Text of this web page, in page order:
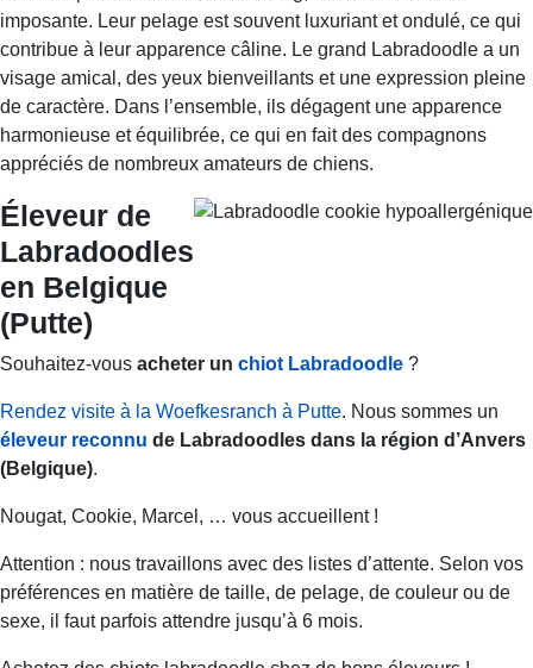
imposante. Leur pelage est souvent luxuriant et ondulé, ce qui
contribue à leur apparence câline. Le grand Labradoodle a un
visage amical, des yeux bienveillants et une expression pleine
de caractère. Dans l’ensemble, ils dégagent une apparence
harmonieuse et équilibrée, ce qui en fait des compagnons
appréciés de nombreux amateurs de chiens.
Éleveur de
Labradoodles
en Belgique
(Putte)
Souhaitez-vous acheter un chiot Labradoodle ?
Rendez visite à la Woefkesranch à Putte. Nous sommes un
éleveur reconnu de Labradoodles dans la région d’Anvers
(Belgique).
Nougat, Cookie, Marcel, … vous accueillent !
Attention : nous travaillons avec des listes d’attente. Selon vos
préférences en matière de taille, de pelage, de couleur ou de
sexe, il faut parfois attendre jusqu’à 6 mois.